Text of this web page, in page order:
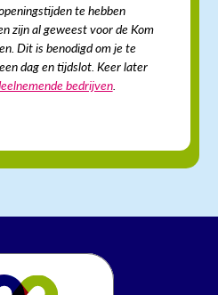
te hebben
zijn al geweest voor de Kom
Dit is benodigd om je te
dag en tijdslot. Keer later
bedrijven.